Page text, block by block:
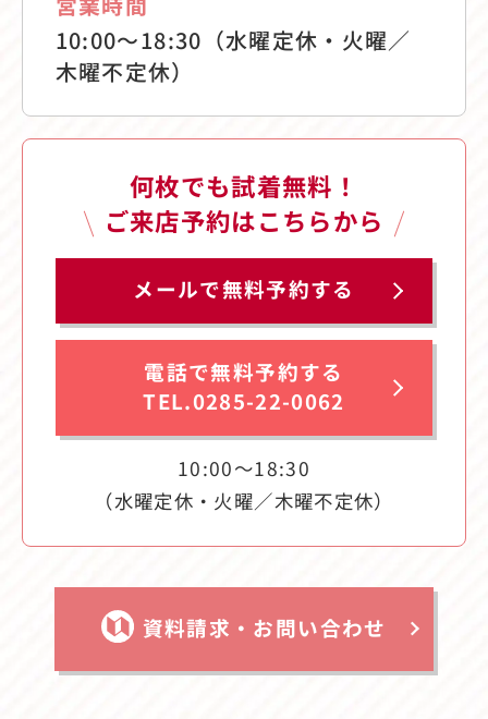
10:00〜18:30（水曜定休・火曜／
木曜不定休）
何枚でも試着無料！
ご来店予約はこちらから
メールで無料予約する
電話で無料予約する
TEL.0285-22-0062
10:00〜18:30
（水曜定休・火曜／木曜不定休）
資料請求・お問い合わせ